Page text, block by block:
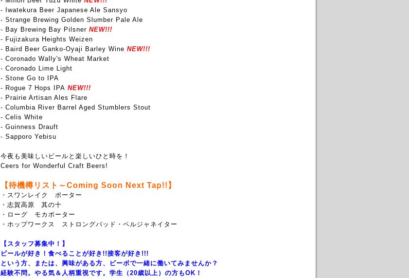
- Iwatekura Beer Japanese Ale Sansyo
- Strange Brewing Golden Slumber Pale Ale
- Bay Brewing Bay Pilsner NEW!!!
- Fujizakura Heights Weizen
- Baird Beer Ganko-Oyaji Barley Wine NEW!!!
- Coronado Wally's Wheat Market
- Coronado Lime Light
- Stone Go to IPA
- Rogue 7 Hops IPA NEW!!!
- Prairie Artisan Ales Flare
- Columbia River Barrel Aged Stumblers Stout
- Celis White
- Guinness Drauft
- Sapporo Yebisu
今夜も美味しいビールと楽しいひと時を！
Ceers for Wonderful Craft Beers!
【待機樽リスト～Coming Soon Next Tap!!】
・スワンレイク ポーター
・志賀高原 其の十
・ローグ モカポーター
・ホップワークス ストロングバッド・ベルジャネイター
【スタッフ募集中！】
ビールが好き！食べることが好き!!接客が好き!!!
という方、または、興味がある方、ビーボで一緒に働いてみませんか？
経験不問。やる気＆人柄重視です。学生（20歳以上）の方もOK！